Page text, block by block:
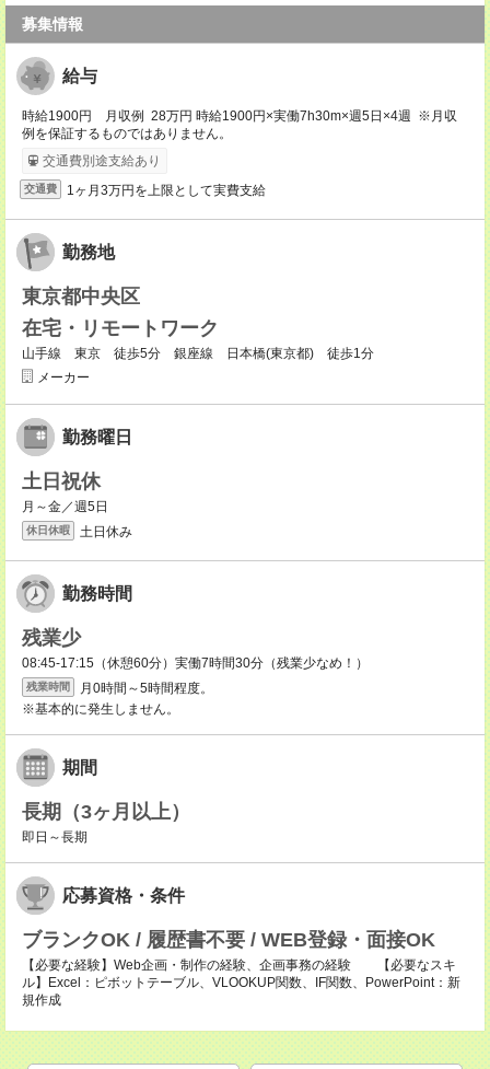
募集情報
給与
時給1900円 月収例 28万円 時給1900円×実働7h30m×週5日×4週 ※月収
例を保証するものではありません。
交通費別途支給あり
交通費 1ヶ月3万円を上限として実費支給
勤務地
東京都中央区
在宅・リモートワーク
山手線 東京 徒歩5分 銀座線 日本橋(東京都) 徒歩1分
メーカー
勤務曜日
土日祝休
月～金／週5日
休日休暇 土日休み
勤務時間
残業少
08:45-17:15（休憩60分）実働7時間30分（残業少なめ！）
残業時間
月0時間～5時間程度。
※基本的に発生しません。
期間
長期（3ヶ月以上）
即日～長期
応募資格・条件
ブランクOK / 履歴書不要 / WEB登録・面接OK
【必要な経験】Web企画・制作の経験、企画事務の経験 【必要なスキ
ル】Excel：ピボットテーブル、VLOOKUP関数、IF関数、PowerPoint：新
規作成